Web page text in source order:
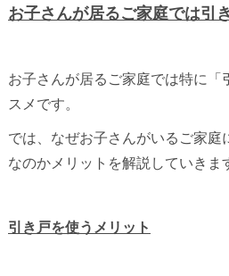
お子さんが居るご家庭では引
お子さんが居るご家庭では特に「
スメです。
では、なぜお子さんがいるご家庭
なのかメリットを解説していきま
引き戸を使うメリット